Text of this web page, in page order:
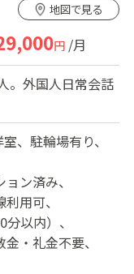
12,100円 2名入居
地図で見る
円/月
。外国人日常会話
室
駐輪場有り
ョン済み
利用可
以内）
金・礼金不要